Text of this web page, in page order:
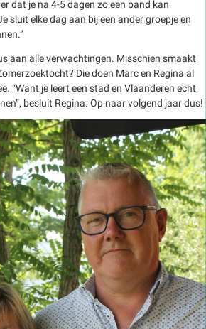
dat je na 4-5 dagen zo een band kan
sluit elke dag aan bij een ander groepje en
aan alle verwachtingen. Misschien smaakt
Die doen Marc en Regina al
“Want je leert een stad en Vlaanderen echt
besluit Regina. Op naar volgend jaar dus!